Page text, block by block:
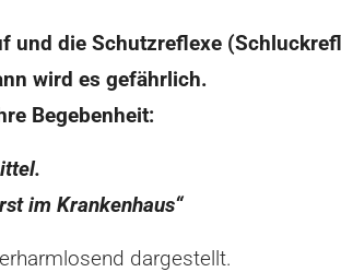
und die Schutzreflexe
wird es gefährlich.
Begebenheit:
im Krankenhaus“
dargestellt.